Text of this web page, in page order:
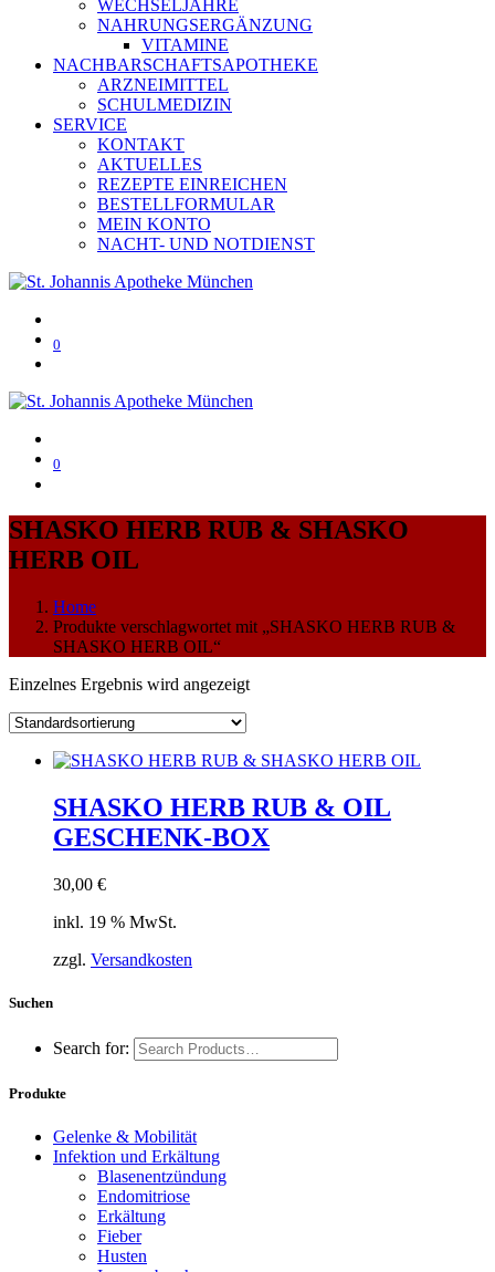
WECHSELJAHRE
NAHRUNGSERGÄNZUNG
VITAMINE
NACHBARSCHAFTSAPOTHEKE
ARZNEIMITTEL
SCHULMEDIZIN
SERVICE
KONTAKT
AKTUELLES
REZEPTE EINREICHEN
BESTELLFORMULAR
MEIN KONTO
NACHT- UND NOTDIENST
0
0
SHASKO HERB RUB & SHASKO
HERB OIL
Home
Produkte verschlagwortet mit „SHASKO HERB RUB &
SHASKO HERB OIL“
Einzelnes Ergebnis wird angezeigt
SHASKO HERB RUB & OIL
GESCHENK-BOX
30,00 €
inkl. 19 % MwSt.
zzgl. Versandkosten
Suchen
Search for:
Produkte
Gelenke & Mobilität
Infektion und Erkältung
Blasenentzündung
Endomitriose
Erkältung
Fieber
Husten